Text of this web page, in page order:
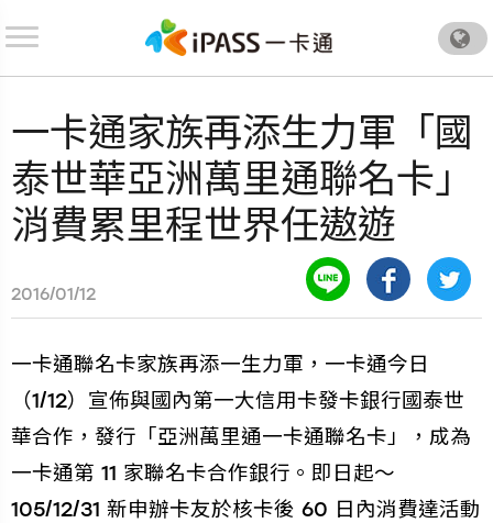
.
一卡通家族再添生力軍「國
泰世華亞洲萬里通聯名卡」
消費累里程世界任遨遊
2016/01/12
一卡通聯名卡家族再添一生力軍，一卡通今日
（1/12）宣佈與國內第一大信用卡發卡銀行國泰世
華合作，發行「亞洲萬里通一卡通聯名卡」，成為
一卡通第 11 家聯名卡合作銀行。即日起～
105/12/31 新申辦卡友於核卡後 60 日內消費達活動